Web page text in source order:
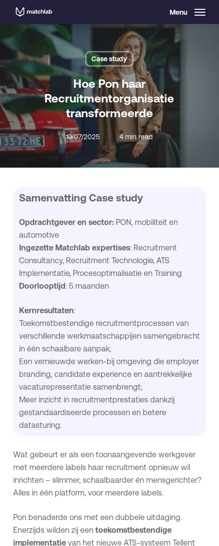
content
Menu
Case study
Hoe Pon haar
Recruitmentorganisatie
transformeerde
19/07/2025 4 min read
Samenvatting Case study
Opdrachtgever en sector:PON, mobiliteit en
automotive
Ingezette Matchlab expertises: Recruitment
Consultancy, Recruitment Technologie, ATS
Implementatie, Procesoptimalisatie en Training
Doorlooptijd: 5 maanden
Kernresultaten:
Toekomstbestendige recruitmentprocessen van
verschillende werkmaatschappijen samengebracht
in één schaalbare aanpak;
Een vernieuwde werken-bij omgeving die employer
branding, candidate experience en aantrekkelijke
vacaturepresentatie samenbrengt;
Meer inzicht in recruitmentprestaties dankzij
gestandaardiseerde processen en betere
datasturing.
Wat gebeurt er als een toonaangevende werkgever
met meerdere labels haar recruitment opnieuw wil
inrichten – slimmer, schaalbaarder én mensgerichter?
Alles in één platform, voor meerdere labels.
Pon benaderde ons met een dubbele uitdaging.
Enerzijds wilden zij een toekomstbestendige
implementatievan het nieuwe ATS-systeem Tellent